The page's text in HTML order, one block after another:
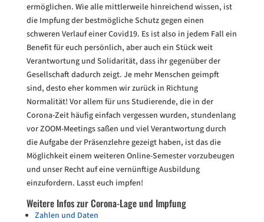
ermöglichen. Wie alle mittlerweile hinreichend wissen, ist
die Impfung der bestmögliche Schutz gegen einen
schweren Verlauf einer Covid19. Es ist also in jedem Fall ein
Benefit für euch persönlich, aber auch ein Stück weit
Verantwortung und Solidarität, dass ihr gegenüber der
Gesellschaft dadurch zeigt. Je mehr Menschen geimpft
sind, desto eher kommen wir zurück in Richtung
Normalität! Vor allem für uns Studierende, die in der
Corona-Zeit häufig einfach vergessen wurden, stundenlang
vor ZOOM-Meetings saßen und viel Verantwortung durch
die Aufgabe der Präsenzlehre gezeigt haben, ist das die
Möglichkeit einem weiteren Online-Semester vorzubeugen
und unser Recht auf eine vernünftige Ausbildung
einzufordern. Lasst euch impfen!
Weitere Infos zur Corona-Lage und Impfung
Zahlen und Daten